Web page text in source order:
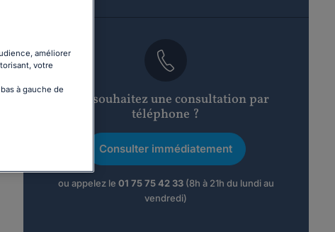
Vous souhaitez une consultation par
téléphone ?
Consulter immédiatement
ou appelez le 01 75 75 42 33(8h à 21h du lundi au
vendredi)
améliorer
votre
à gauche de